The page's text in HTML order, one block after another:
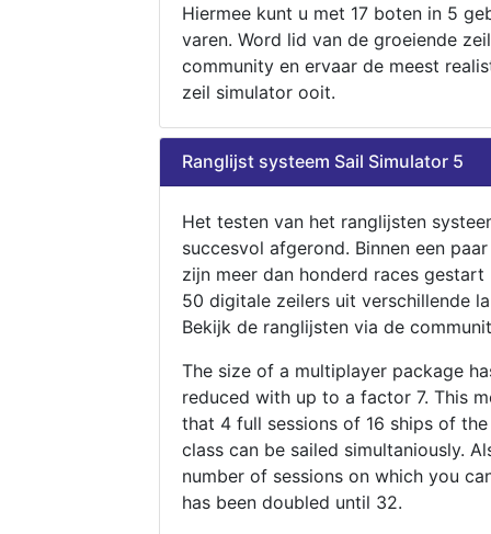
Hiermee kunt u met 17 boten in 5
varen. Word lid van de groeiende zeil
community en ervaar de meest
zeil simulator ooit.
Ranglijst systeem Sail Simulator 5
Het testen van het ranglijsten
succesvol afgerond. Binnen een
zijn meer dan honderd races gestart
50 digitale zeilers uit verschillende
Bekijk de ranglijsten via de
The size of a multiplayer package
reduced with up to a factor 7. This
that 4 full sessions of 16 ships of
class can be sailed simultaniously.
number of sessions on which you
has been doubled until 32.